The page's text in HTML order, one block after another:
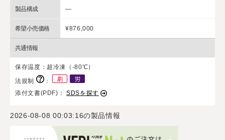
製品構成 ―
希望小売価格 ¥876,000
共通情報
保存温度：超冷凍（-80℃）
法規制
：
添付文書(PDF)：SDSを探す
2026-08-08 00:03:16の製品情報